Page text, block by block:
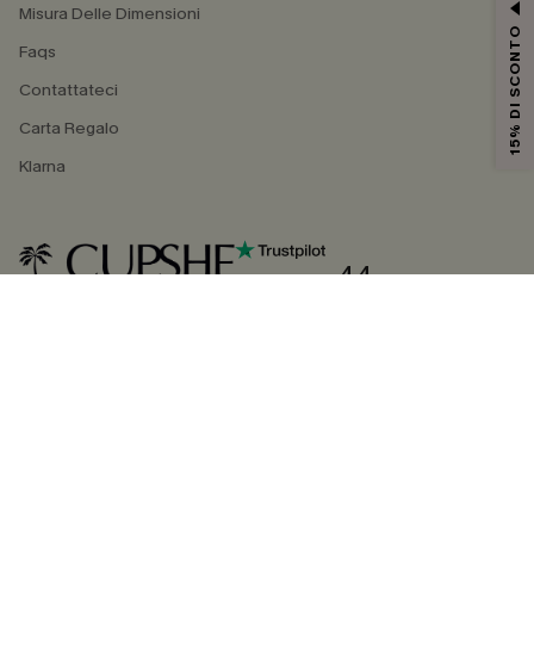
Misura Delle Dimensioni
Faqs
Contattateci
Carta Regalo
Klarna
4.4
15% DI SCONTO